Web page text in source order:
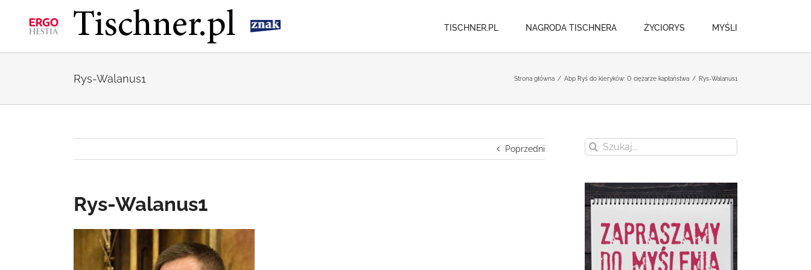
zawartości
TISCHNER.PL NAGRODA TISCHNERA ŻYCIORYS MYŚLI
Rys-Walanus1 Strona główna / Abp Ryś do kleryków: O ciężarze kapłaństwa / Rys-Walanus1
Poprzedni
Rys-Walanus1
Szukaj